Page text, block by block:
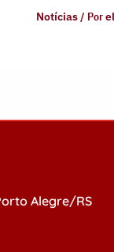
Notícias/ Por
Alegre/RS